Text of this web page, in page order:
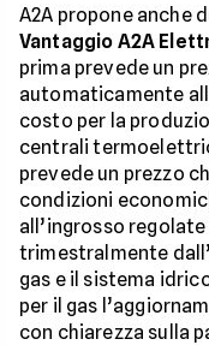
A2A propone anche
Vantaggio A2A
prima prevede un
automaticamente
costo per la
centrali
prevede un prezzo
condizioni
all’ingrosso regolate
trimestralmente
gas e il sistema
per il gas
con chiarezza sulla